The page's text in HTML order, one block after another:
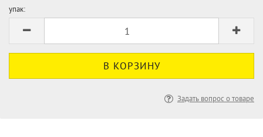
упак:
Задать вопрос о товаре